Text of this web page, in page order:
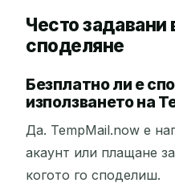
Често задавани
споделяне
Безплатно ли е
използването на
Да. TempMail.now е
акаунт или плащане
когото го споделиш.